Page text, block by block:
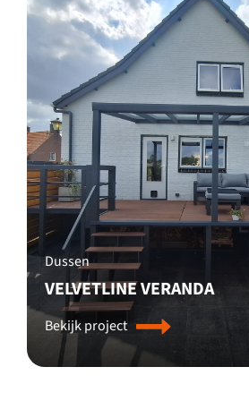
Dussen
VELVETLINE VERANDA
Bekijk project